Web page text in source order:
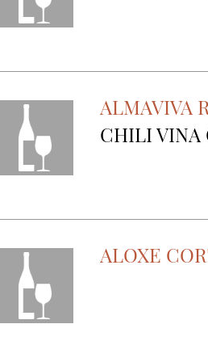
ALMAVIVA
CHILI VINA
ALOXE